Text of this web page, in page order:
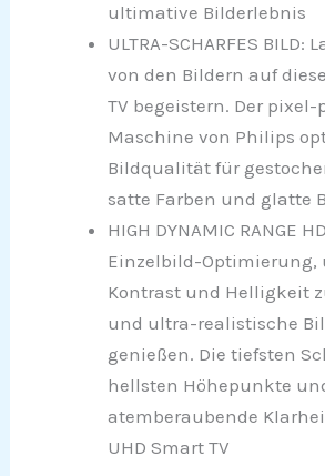
ultimative Bilderlebnis
ULTRA-SCHARFES BILD:
von den Bildern auf
TV begeistern. Der pixel-
Maschine von Philips
Bildqualität für
satte Farben und glatte
HIGH DYNAMIC RANGE
Einzelbild-Optimierung,
Kontrast und Helligkeit
und ultra-realistische
genießen. Die tiefsten
hellsten Höhepunkte
atemberaubende
UHD Smart TV